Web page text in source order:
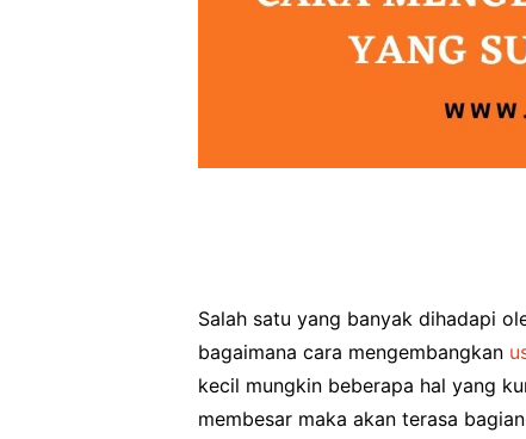
Salah satu yang banyak dihadapi
bagaimana cara mengembangkan
kecil mungkin beberapa hal yang
membesar maka akan terasa